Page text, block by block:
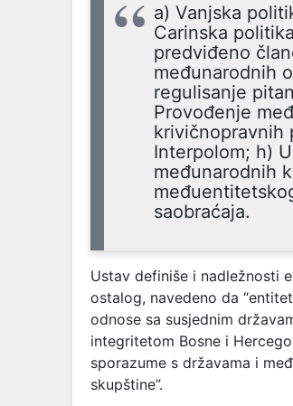
a) Vanjska
Carinska
predviđeno
međunarodnih
regulisanje
Provođenje
krivičnopravnih
Interpolom; h)
međunarodnih
saobraćaja.
Ustav definiše i nadležnosti
ostalog, navedeno da
odnose sa susjednim
integritetom Bosne i
sporazume s državama i
skupštine”.